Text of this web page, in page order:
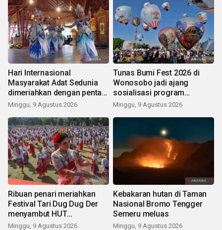
Hari Internasional
Masyarakat Adat Sedunia
dimeriahkan dengan pentas
seni budaya Bali
Minggu, 9 Agustus 2026
Tunas Bumi Fest 2026 di
Wonosobo jadi ajang
sosialisasi program
pemerintah lewat balon
Minggu, 9 Agustus 2026
Ribuan penari meriahkan
Festival Tari Dug Dug Der
menyambut HUT
Kemerdekaan
Minggu, 9 Agustus 2026
Kebakaran hutan di Taman
Nasional Bromo Tengger
Semeru meluas
Minggu, 9 Agustus 2026